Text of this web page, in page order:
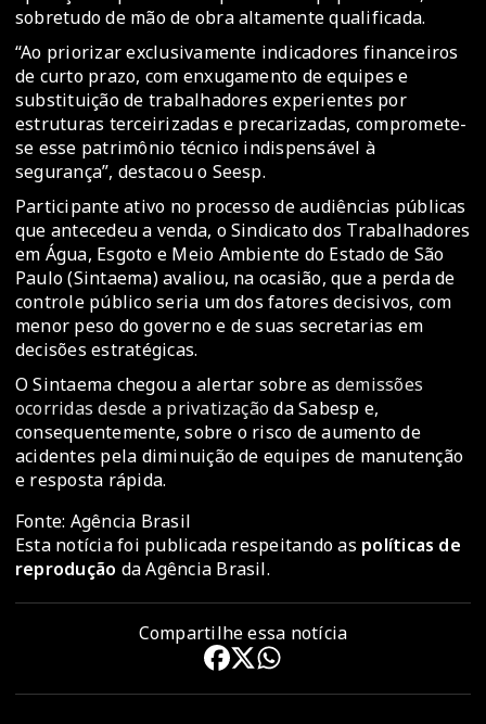
sobretudo de mão de obra altamente qualificada.
“Ao priorizar exclusivamente indicadores financeiros
de curto prazo, com enxugamento de equipes e
substituição de trabalhadores experientes por
estruturas terceirizadas e precarizadas, compromete-
se esse patrimônio técnico indispensável à
segurança”, destacou o Seesp.
Participante ativo no processo de audiências públicas
que antecedeu a venda, o Sindicato dos Trabalhadores
em Água, Esgoto e Meio Ambiente do Estado de São
Paulo (Sintaema) avaliou, na ocasião, que a perda de
controle público seria um dos fatores decisivos, com
menor peso do governo e de suas secretarias em
decisões estratégicas.
O Sintaema chegou a alertar sobre as demissões
ocorridas desde a privatizaçãoda Sabesp e,
consequentemente, sobre o risco de aumento de
acidentes pela diminuição de equipes de manutenção
e resposta rápida.
Fonte: Agência Brasil
Esta notícia foi publicada respeitando as políticas de
reprodução da Agência Brasil.
Compartilhe essa notícia